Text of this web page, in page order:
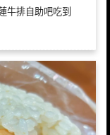
牛排自助吧吃到